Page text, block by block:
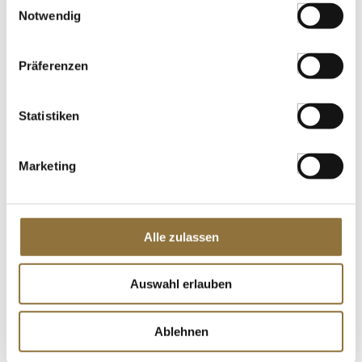
Notwendig
Präferenzen
Statistiken
Marketing
Alle zulassen
Auswahl erlauben
Ablehnen